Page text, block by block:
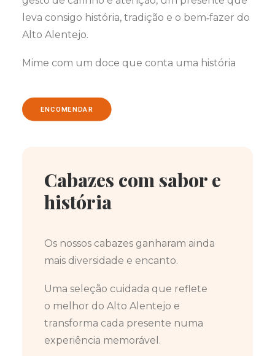
leva consigo história, tradição e o bem‑fazer do
Alto Alentejo.
Mime com um doce que conta uma história
ENCOMENDAR
Cabazes com sabor e
história
Os nossos cabazes ganharam ainda
mais diversidade e encanto.
Uma seleção cuidada que reflete
o melhor do Alto Alentejo e
transforma cada presente numa
experiência memorável.